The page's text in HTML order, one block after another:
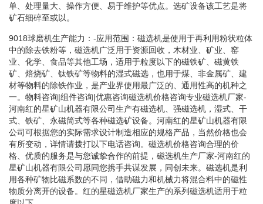
单、处理量大、操作方便、易于维护等优点。选矿设备该工艺是将
矿石细碎至或以。
9018球磨机生产能力：-应用范围：磁选机是使用于再利用粉状粒体
中的除去铁粉等，磁选机广泛用于资源回收，木材业、矿业、窑
业、化学、食品等其他工场，适用于粒度以下的磁铁矿、磁黄铁
矿、焙烧矿、钛铁矿等物料的湿式磁选，也用于煤、非金属矿、建
材等物料的除铁作业，是产业界使用最广泛的、通用性高的机种之
一。物料咨询|组件咨询|优惠咨询磁选机价格咨询专业磁选机厂家-
河南红的星矿山机器有限公司生产有磁选机、强磁选机，湿式、干
式、铁矿、永磁筒式等各种磁选矿设备。河南红的星矿山机器有限
公司可根据您的实际需求设计制造相应的规格产品，当然价格也会
有所变动，详情请拨打以下电话咨询。磁选机价格咨询合理的价
格、优质的服务是与您诚挚合作的前提，磁选机生产厂家-河南红的
星矿山机器有限公司愿同您携手共谋发展，同创未来。磁选机是利
用各种矿物比磁系数的不同，借助磁力和机械力将混合料中的磁性
物质分离开的设备。红的星磁选机厂家生产的系列磁选机适用于粒